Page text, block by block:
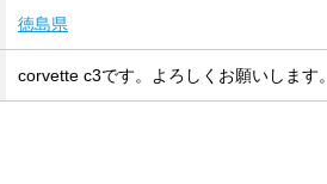
徳島県
corvette c3です。よろしくお願いします。